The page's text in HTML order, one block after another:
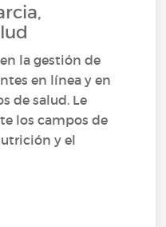
la gestión de
en línea y en
de salud. Le
los campos de
y el